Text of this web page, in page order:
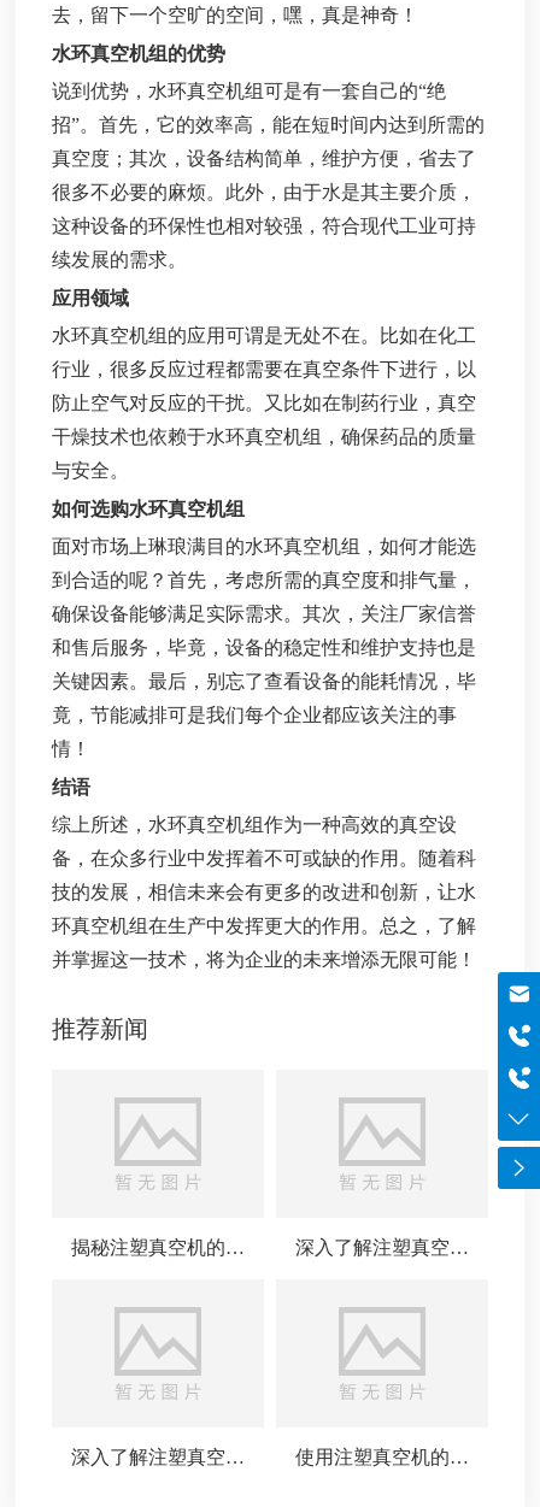
去，留下一个空旷的空间，嘿，真是神奇！
水环真空机组的优势
说到优势，水环真空机组可是有一套自己的“绝
招”。首先，它的效率高，能在短时间内达到所需的
真空度；其次，设备结构简单，维护方便，省去了
很多不必要的麻烦。此外，由于水是其主要介质，
这种设备的环保性也相对较强，符合现代工业可持
续发展的需求。
应用领域
水环真空机组的应用可谓是无处不在。比如在化工
行业，很多反应过程都需要在真空条件下进行，以
防止空气对反应的干扰。又比如在制药行业，真空
干燥技术也依赖于水环真空机组，确保药品的质量
与安全。
如何选购水环真空机组
面对市场上琳琅满目的水环真空机组，如何才能选
到合适的呢？首先，考虑所需的真空度和排气量，
确保设备能够满足实际需求。其次，关注厂家信誉
和售后服务，毕竟，设备的稳定性和维护支持也是
关键因素。最后，别忘了查看设备的能耗情况，毕
竟，节能减排可是我们每个企业都应该关注的事
情！
结语
综上所述，水环真空机组作为一种高效的真空设
备，在众多行业中发挥着不可或缺的作用。随着科
技的发展，相信未来会有更多的改进和创新，让水
环真空机组在生产中发挥更大的作用。总之，了解
并掌握这一技术，将为企业的未来增添无限可能！
推荐新闻
揭秘注塑真空机的工
深入了解注塑真空机
深入了解注塑真空机
使用注塑真空机的注
0755-84869971